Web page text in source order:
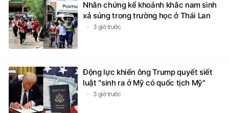
xả súng trong trường học ở Thái Lan
3 giờ trước
luật "sinh ra ở Mỹ có quốc tịch Mỹ"
3 giờ trước